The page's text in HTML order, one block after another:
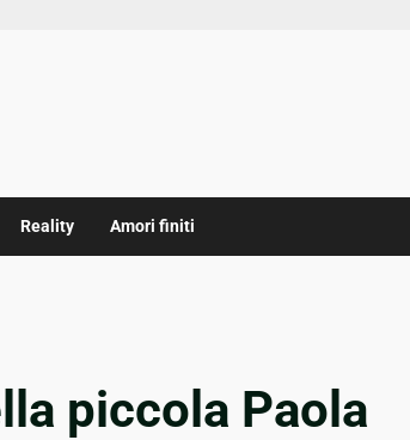
Reality Amori finiti
piccola Paola